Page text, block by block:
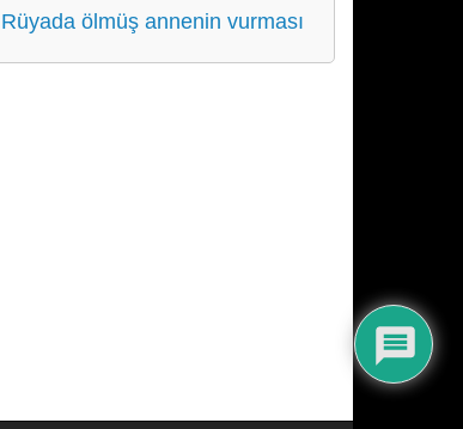
Rüyada ölmüş annenin vurması